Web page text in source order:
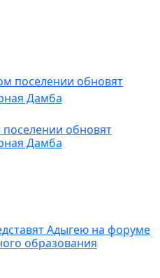
обновят
Дамба
Адыгею на форуме
образования